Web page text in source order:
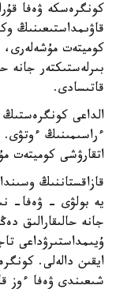
قاۋىمداستىعىنىڭ
كوميتەت مۇشەلەرى،
بىرلەستىكتەر جانە
قاتىسادى.
الداعى
ءراسىمىنىڭ ءوتۋى.
اتقارۋشى كوميتەت
قازاقستاننىڭ
يە بولۋى - ۋەفا-
جانە حالىقارالىق
ۇيىمداستىرۋداعى
ايقىن دالەلى.
شىعىندى ۋەفا ءوز